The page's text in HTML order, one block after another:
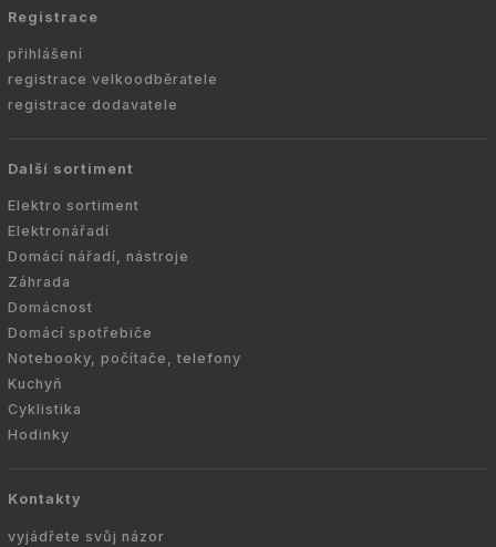
Registrace
přihlášení
registrace velkoodběratele
registrace dodavatele
Další sortiment
Elektro sortiment
Elektronářadí
Domácí nářadí, nástroje
Záhrada
Domácnost
Domácí spotřebiče
Notebooky, počítače, telefony
Kuchyň
Cyklistika
Hodinky
Kontakty
vyjádřete svůj názor